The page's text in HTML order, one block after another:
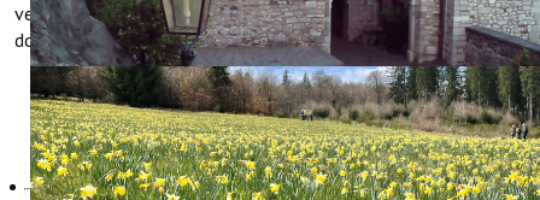
verkennen en ontdekken wat er in de Eifel allemaal te zien en te
doen is.